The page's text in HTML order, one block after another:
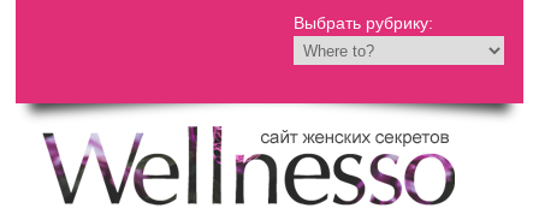
Выбрать рубрику: